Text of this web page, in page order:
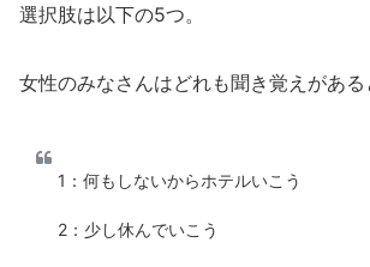
選択肢は以下の5つ。
女性のみなさんはどれも聞き覚えがある
1：何もしないからホテルいこう
2：少し休んでいこう